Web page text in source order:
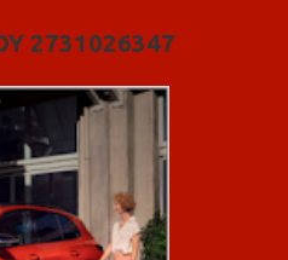
2731026347